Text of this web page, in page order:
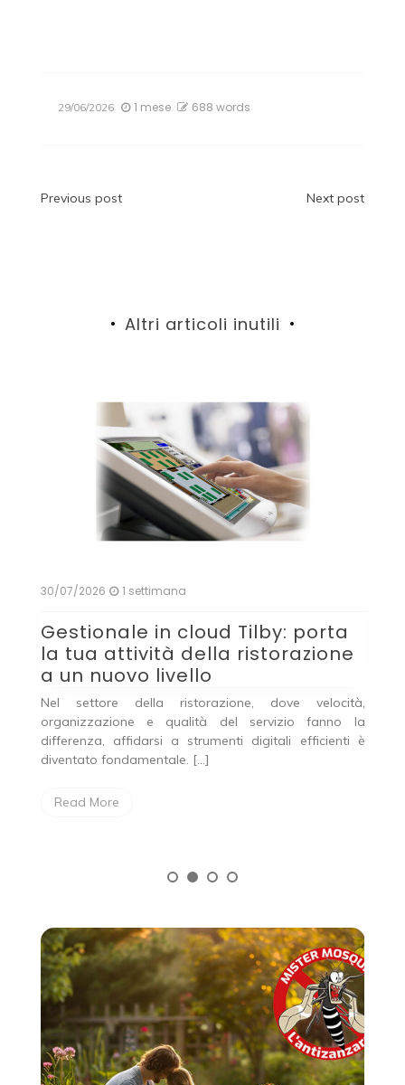
29/06/2026 1 mese 688 words
Navigazione
Previous post Next post
Altri articoli inutili
30/07/2026 1 settimana
Gestionale in cloud Tilby: porta
la tua attività della ristorazione
a un nuovo livello
Nel settore della ristorazione, dove velocità,
organizzazione e qualità del servizio fanno la
differenza, affidarsi a strumenti digitali efficienti è
diventato fondamentale. […]
Read More